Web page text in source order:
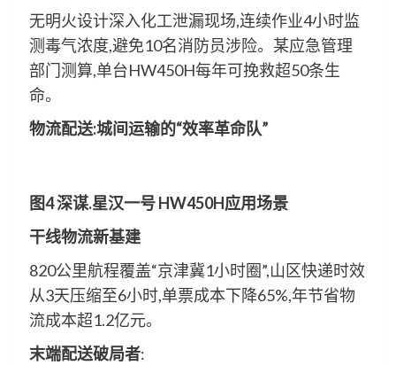
无明火设计深入化工泄漏现场,连续作业4小时监
测毒气浓度,避免10名消防员涉险。某应急管理
部门测算,单台HW450H每年可挽救超50条生
命。
物流配送:城间运输的“效率革命队”
图4 深谋.星汉一号 HW450H应用场景
干线物流新基建
820公里航程覆盖“京津冀1小时圈”,山区快递时效
从3天压缩至6小时,单票成本下降65%,年节省物
流成本超1.2亿元。
末端配送破局者: